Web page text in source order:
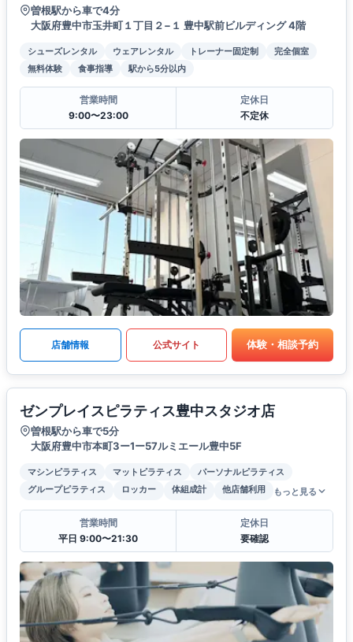
曽根駅から車で4分
大阪府豊中市玉井町１丁目２−１ 豊中駅前ビルディング 4階
シューズレンタル ウェアレンタル トレーナー固定制
完全個室
無料体験
食事指導 駅から5分以内
営業時間
9:00〜23:00
定休日
不定休
店舗情報 公式サイト 体験・相談予約
ゼンプレイスピラティス豊中スタジオ店
曽根駅から車で5分
大阪府豊中市本町3ー1ー57ルミエール豊中5F
マシンピラティス マットピラティス
パーソナルピラティス
グループピラティス
ロッカー 体組成計 他店舗利用 もっと見る
営業時間
平日 9:00〜21:30
定休日
要確認